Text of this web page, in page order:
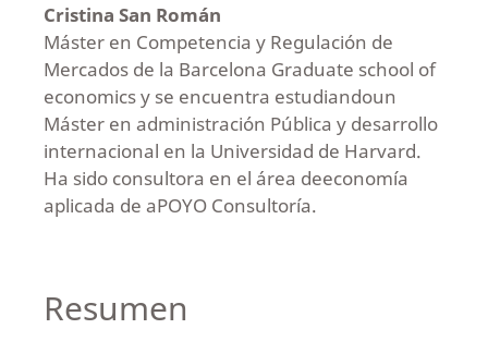
Cristina San Román
Máster en Competencia y Regulación de
Mercados de la Barcelona Graduate school of
economics y se encuentra estudiandoun
Máster en administración Pública y desarrollo
internacional en la Universidad de Harvard.
Ha sido consultora en el área deeconomía
aplicada de aPOYO Consultoría.
Resumen